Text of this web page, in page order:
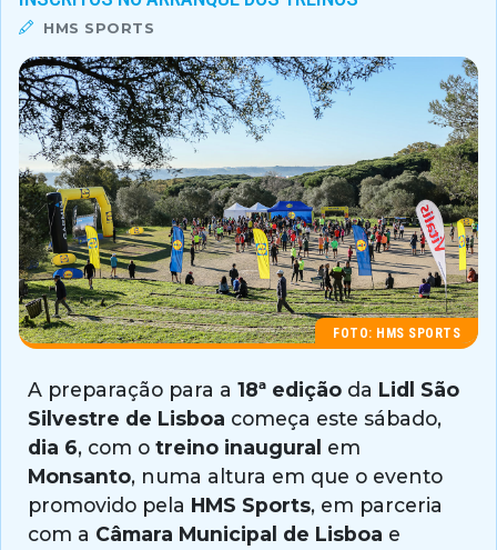
HMS SPORTS
FOTO: HMS SPORTS
A preparação para a 18ª edição da Lidl São
Silvestre de Lisboa começa este sábado,
dia 6, com o treino inaugural em
Monsanto, numa altura em que o evento
promovido pela HMS Sports, em parceria
com a Câmara Municipal de Lisboa e